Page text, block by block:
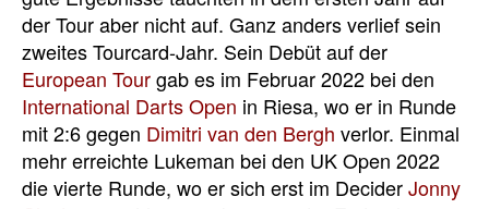
der Tour aber nicht auf. Ganz anders verlief sein
zweites Tourcard-Jahr. Sein Debüt auf der
European Tourgab es im Februar 2022 bei den
International Darts Open in Riesa, wo er in Runde
mit 2:6 gegen Dimitri van den Bergh verlor. Einmal
mehr erreichte Lukeman bei den UK Open 2022
die vierte Runde, wo er sich erst im DeciderJonny